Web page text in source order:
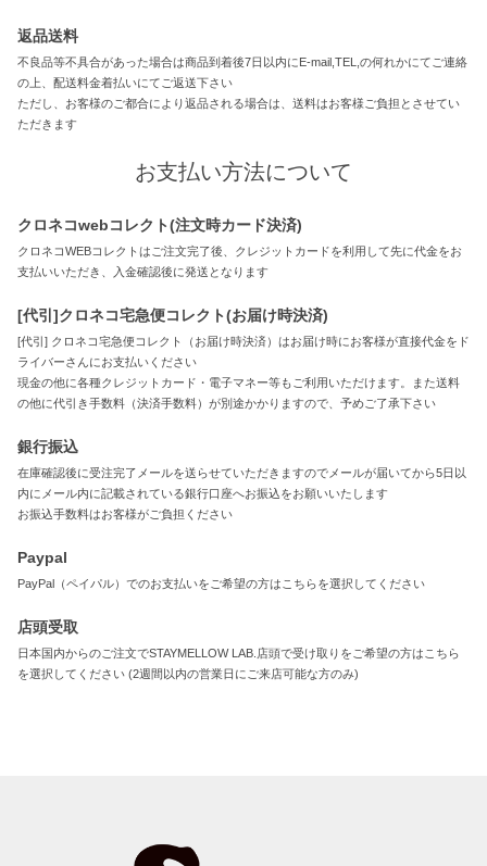
返品送料
不良品等不具合があった場合は商品到着後7日以内にE-mail,TEL,の何れかにてご連絡
の上、配送料金着払いにてご返送下さい
ただし、お客様のご都合により返品される場合は、送料はお客様ご負担とさせてい
ただきます
お支払い方法について
クロネコwebコレクト(注文時カード決済)
クロネコWEBコレクトはご注文完了後、クレジットカードを利用して先に代金をお
支払いいただき、入金確認後に発送となります
[代引]クロネコ宅急便コレクト(お届け時決済)
[代引] クロネコ宅急便コレクト（お届け時決済）はお届け時にお客様が直接代金をド
ライバーさんにお支払いください
現金の他に各種クレジットカード・電子マネー等もご利用いただけます。また送料
の他に代引き手数料（決済手数料）が別途かかりますので、予めご了承下さい
銀行振込
在庫確認後に受注完了メールを送らせていただきますのでメールが届いてから5日以
内にメール内に記載されている銀行口座へお振込をお願いいたします
お振込手数料はお客様がご負担ください
Paypal
PayPal（ペイパル）でのお支払いをご希望の方はこちらを選択してください
店頭受取
日本国内からのご注文でSTAYMELLOW LAB.店頭で受け取りをご希望の方はこちら
を選択してください (2週間以内の営業日にご来店可能な方のみ)